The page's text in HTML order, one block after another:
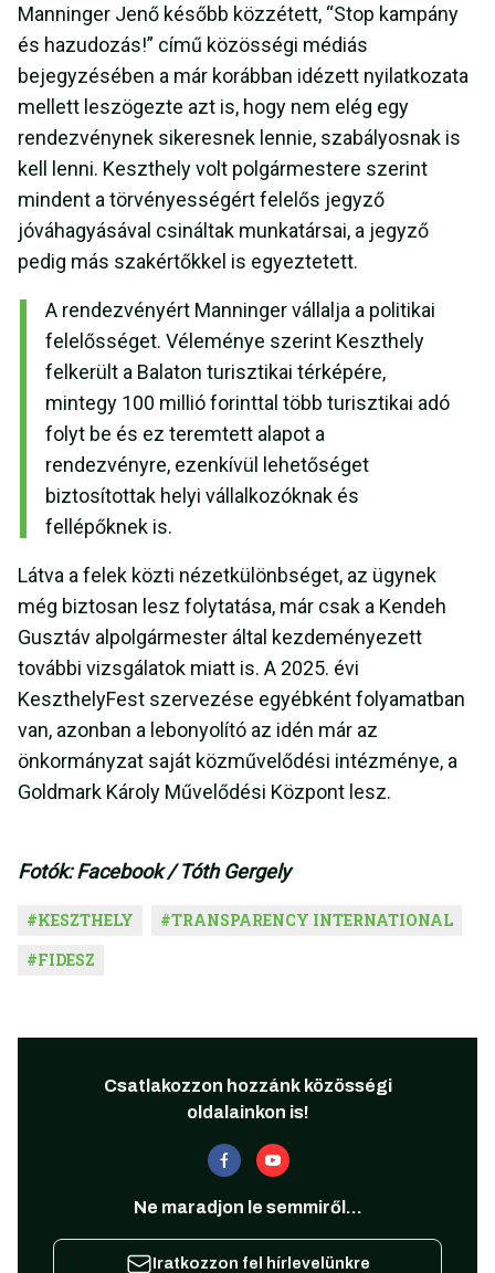
Manninger Jenő később közzétett, “Stop kampány
és hazudozás!” című közösségi médiás
bejegyzésében a már korábban idézett nyilatkozata
mellett leszögezte azt is, hogy nem elég egy
rendezvénynek sikeresnek lennie, szabályosnak is
kell lenni. Keszthely volt polgármestere szerint
mindent a törvényességért felelős jegyző
jóváhagyásával csináltak munkatársai, a jegyző
pedig más szakértőkkel is egyeztetett.
A rendezvényért Manninger vállalja a politikai
felelősséget. Véleménye szerint Keszthely
felkerült a Balaton turisztikai térképére,
mintegy 100 millió forinttal több turisztikai adó
folyt be és ez teremtett alapot a
rendezvényre, ezenkívül lehetőséget
biztosítottak helyi vállalkozóknak és
fellépőknek is.
Látva a felek közti nézetkülönbséget, az ügynek
még biztosan lesz folytatása, már csak a Kendeh
Gusztáv alpolgármester által kezdeményezett
további vizsgálatok miatt is. A 2025. évi
KeszthelyFest szervezése egyébként folyamatban
van, azonban a lebonyolító az idén már az
önkormányzat saját közművelődési intézménye, a
Goldmark Károly Művelődési Központ lesz.
Fotók: Facebook / Tóth Gergely
#KESZTHELY #TRANSPARENCY INTERNATIONAL
#FIDESZ
Csatlakozzon hozzánk közösségi
oldalainkon is!
Ne maradjon le semmiről...
Iratkozzon fel hírlevelünkre